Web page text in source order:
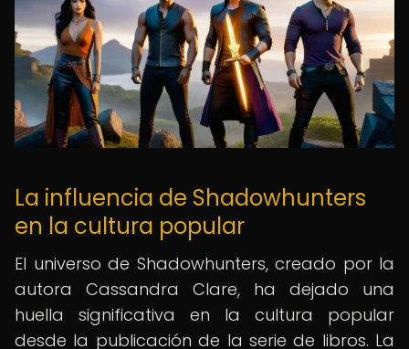
La influencia de Shadowhunters
en la cultura popular
El universo de Shadowhunters, creado por la
autora Cassandra Clare, ha dejado una
huella significativa en la cultura popular
desde la publicación de la serie de libros. La